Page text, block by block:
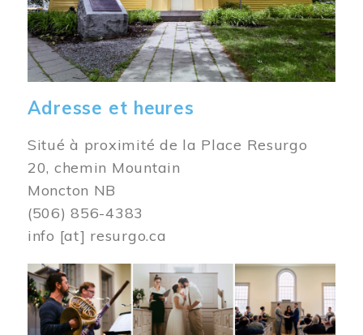
Adresse et heures
Situé à proximité de la Place Resurgo
20, chemin Mountain
Moncton NB
(506) 856-4383
info [at] resurgo.ca
Image